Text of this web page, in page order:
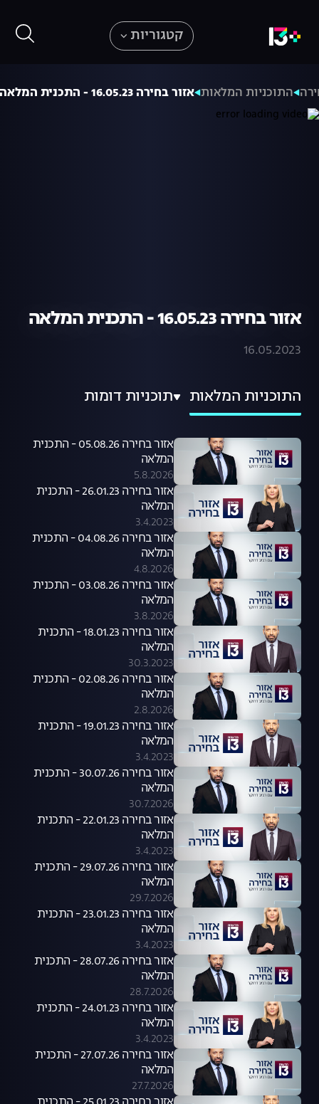
קטגוריות
התוכניות המלאות אזור בחירה 16.05.23 - התכנית המלאה
אזור בחירה 16.05.23 - התכנית המלאה
16.05.2023
התוכניות המלאות תוכניות דומות
אזור בחירה 05.08.26 - התכנית
המלאה
5.8.2026
אזור בחירה 26.01.23 - התכנית
המלאה
3.4.2023
אזור בחירה 04.08.26 - התכנית
המלאה
4.8.2026
אזור בחירה 03.08.26 - התכנית
המלאה
3.8.2026
אזור בחירה 18.01.23 - התכנית
המלאה
30.3.2023
אזור בחירה 02.08.26 - התכנית
המלאה
2.8.2026
אזור בחירה 19.01.23 - התכנית
המלאה
3.4.2023
אזור בחירה 30.07.26 - התכנית
המלאה
30.7.2026
אזור בחירה 22.01.23 - התכנית
המלאה
3.4.2023
אזור בחירה 29.07.26 - התכנית
המלאה
29.7.2026
אזור בחירה 23.01.23 - התכנית
המלאה
3.4.2023
אזור בחירה 28.07.26 - התכנית
המלאה
28.7.2026
אזור בחירה 24.01.23 - התכנית
המלאה
3.4.2023
אזור בחירה 27.07.26 - התכנית
המלאה
27.7.2026